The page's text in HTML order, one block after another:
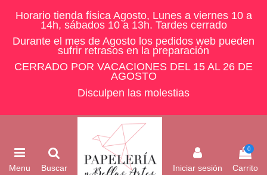
Horario tienda física Agosto, Lunes a viernes 10 a
14h, sábados 10 a 13h. Tardes cerrado
Durante el mes de Agosto los pedidos web pueden
sufrir retrasos en la preparación
CERRADO POR VACACIONES DEL 15 AL 26 DE
AGOSTO
Disculpen las molestias
Menu Buscar Iniciar sesión
0
Carrito